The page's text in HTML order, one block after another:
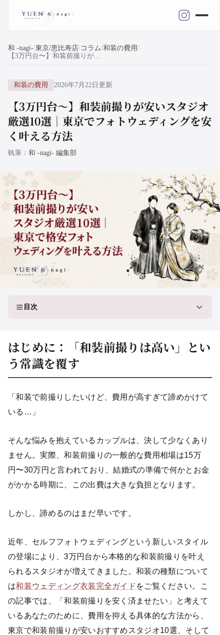
和 -nagi- 東京/恵比寿店 コラム 和装の費用
【3万円台〜】和装前撮りが安いスタジオ厳選10選｜東京でフォトウェディングを安く叶える方法
和装の費用 2026年7月22日更新
【3万円台〜】和装前撮りが安いスタジオ
厳選10選｜東京でフォトウェディングを安
く叶える方法
執筆 和 -nagi- 編集部
目次
はじめに：「和装前撮りは高い」とい
う常識を覆す
「和装で前撮りしたいけど、費用が高すぎて諦めかけて
いる…」
そんな悩みを抱えているカップルは、決して少なくあり
ません。実際、和装前撮りの一般的な費用相場は15万
円〜30万円と言われており、結婚式の準備で何かとお金
がかかる時期に、この出費は大きな負担となります。
しかし、諦めるのはまだ早いです。
近年、セルフフォトウェディングという新しいスタイル
の登場により、3万円台から本格的な和装前撮りを叶え
られるスタジオが増えてきました。和装の種類について
は和装ウェディング衣装完全ガイド をご覧ください。こ
の記事では、「和装前撮りを安く済ませたい」と考えて
いるあなたのために、費用を抑える具体的な方法から、
東京で和装前撮りが安いおすすめスタジオ10選、そして